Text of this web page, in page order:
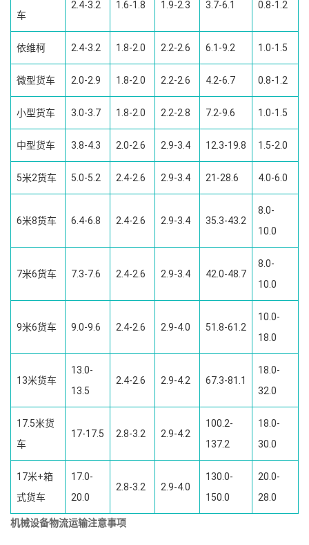
车
2.4-3.2 1.6-1.8 1.9-2.3 3.7-6.1 0.8-1.2
依维柯 2.4-3.2 1.8-2.0 2.2-2.6 6.1-9.2 1.0-1.5
微型货车 2.0-2.9 1.8-2.0 2.2-2.6 4.2-6.7 0.8-1.2
小型货车 3.0-3.7 1.8-2.0 2.2-2.8 7.2-9.6 1.0-1.5
中型货车 3.8-4.3 2.0-2.6 2.9-3.4 12.3-19.8 1.5-2.0
5米2货车 5.0-5.2 2.4-2.6 2.9-3.4 21-28.6 4.0-6.0
6米8货车 6.4-6.8 2.4-2.6 2.9-3.4 35.3-43.2
8.0-
10.0
7米6货车 7.3-7.6 2.4-2.6 2.9-3.4 42.0-48.7
8.0-
10.0
9米6货车 9.0-9.6 2.4-2.6 2.9-4.0 51.8-61.2
10.0-
18.0
13米货车
13.0-
13.5
2.4-2.6 2.9-4.2 67.3-81.1
18.0-
32.0
17.5米货
车
17-17.5 2.8-3.2 2.9-4.2
100.2-
137.2
18.0-
30.0
17米+箱
式货车
17.0-
20.0
2.8-3.2 2.9-4.0
130.0-
150.0
20.0-
28.0
机械设备物流运输注意事项